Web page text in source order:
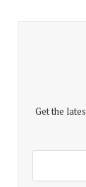
Get the